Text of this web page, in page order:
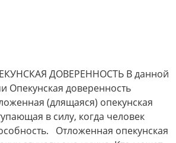
ДОВЕРЕННОСТЬ В данной
Опекунская доверенность
(длящаяся) опекунская
в силу, когда человек
Отложенная опекунская